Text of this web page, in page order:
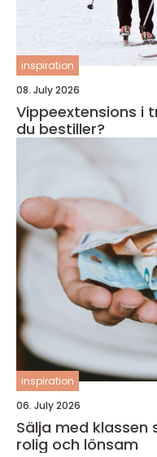
inspiration
08. July 2026
Vippeextensions i tromsø hva
du bestiller?
inspiration
06. July 2026
Sälja med klassen så blir försäljningen både
rolig och lönsam